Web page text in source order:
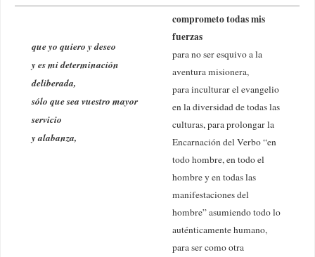
que yo quiero y deseo
y es mi determinación
deliberada,
sólo que sea vuestro mayor
servicio
y alabanza,
comprometo todas mis
fuerzas
para no ser esquivo a la
aventura misionera,
para inculturar el evangelio
en la diversidad de todas las
culturas, para prolongar la
Encarnación del Verbo “en
todo hombre, en todo el
hombre y en todas las
manifestaciones del
hombre” asumiendo todo lo
auténticamente humano,
para ser como otra